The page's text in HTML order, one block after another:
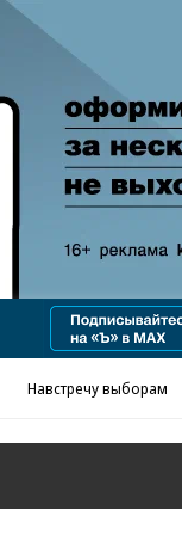
ad
Навстречу выборам